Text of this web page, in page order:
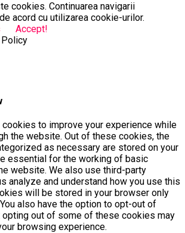
cookies. Continuarea navigarii
acord cu utilizarea cookie-urilor.
Accept!
Policy
to improve your experience while
the website. Out of these cookies, the
as necessary are stored on your
essential for the working of basic
website. We also use third-party
analyze and understand how you use this
will be stored in your browser only
also have the option to opt-out of
out of some of these cookies may
browsing experience.